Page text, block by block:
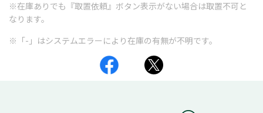
※在庫ありでも『取置依頼』ボタン表示がない場合は取置不可と
なります。
※「-」はシステムエラーにより在庫の有無が不明です。